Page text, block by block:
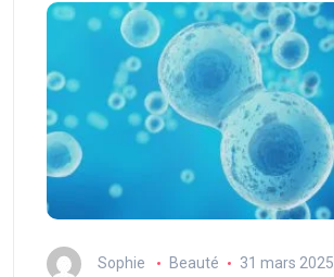
Sophie Beauté 31 mars 2025